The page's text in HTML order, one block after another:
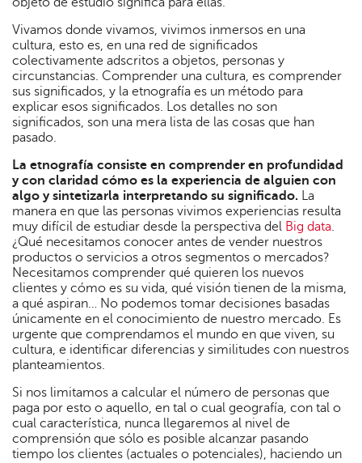
Vivamos donde vivamos, vivimos inmersos en una
cultura, esto es, en una red de significados
colectivamente adscritos a objetos, personas y
circunstancias. Comprender una cultura, es comprender
sus significados, y la etnografía es un método para
explicar esos significados. Los detalles no son
significados, son una mera lista de las cosas que han
pasado.
La etnografía consiste en comprender en profundidad
y con claridad cómo es la experiencia de alguien con
algo y sintetizarla interpretando su significado. La
manera en que las personas vivimos experiencias resulta
muy difícil de estudiar desde la perspectiva del Big data.
¿Qué necesitamos conocer antes de vender nuestros
productos o servicios a otros segmentos o mercados?
Necesitamos comprender qué quieren los nuevos
clientes y cómo es su vida, qué visión tienen de la misma,
a qué aspiran… No podemos tomar decisiones basadas
únicamente en el conocimiento de nuestro mercado. Es
urgente que comprendamos el mundo en que viven, su
cultura, e identificar diferencias y similitudes con nuestros
planteamientos.
Si nos limitamos a calcular el número de personas que
paga por esto o aquello, en tal o cual geografía, con tal o
cual característica, nunca llegaremos al nivel de
comprensión que sólo es posible alcanzar pasando
tiempo los clientes (actuales o potenciales), haciendo un